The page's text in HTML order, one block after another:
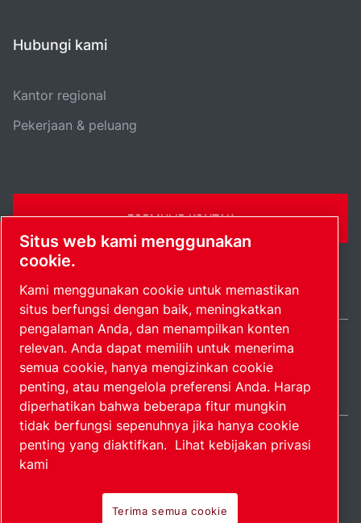
Hubungi kami
Kantor regional
Pekerjaan & peluang
FORMULIR KONTAK
Peta situsKelola preferensi© 2026 Hak Cipta.
Indonesia / IN
Produk perintis.
Situs web kami menggunakan
cookie.
Kami menggunakan cookie untuk memastikan
situs berfungsi dengan baik, meningkatkan
pengalaman Anda, dan menampilkan konten
relevan. Anda dapat memilih untuk menerima
semua cookie, hanya mengizinkan cookie
penting, atau mengelola preferensi Anda. Harap
diperhatikan bahwa beberapa fitur mungkin
tidak berfungsi sepenuhnya jika hanya cookie
penting yang diaktifkan. Lihat kebijakan privasi
kami
Terima semua cookie